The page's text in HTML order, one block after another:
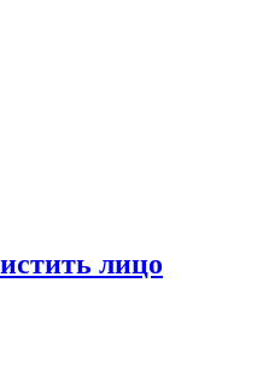
лицо